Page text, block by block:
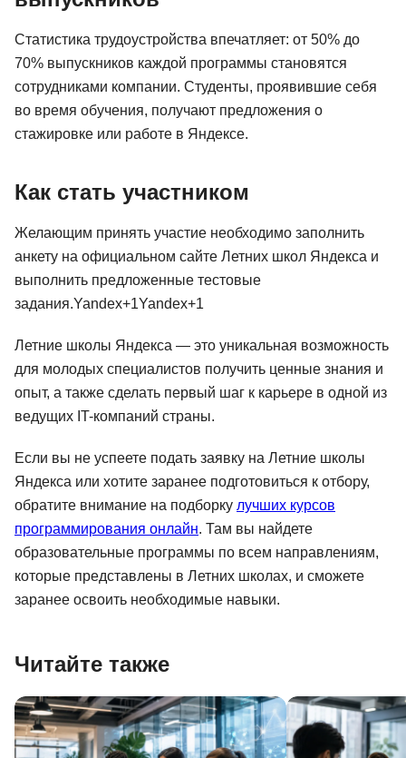
Статистика трудоустройства впечатляет: от 50% до
70% выпускников каждой программы становятся
сотрудниками компании. Студенты, проявившие себя
во время обучения, получают предложения о
стажировке или работе в Яндексе.
Как стать участником
Желающим принять участие необходимо заполнить
анкету на официальном сайте Летних школ Яндекса и
выполнить предложенные тестовые
задания.Yandex+1Yandex+1
Летние школы Яндекса — это уникальная возможность
для молодых специалистов получить ценные знания и
опыт, а также сделать первый шаг к карьере в одной из
ведущих IT-компаний страны.
Если вы не успеете подать заявку на Летние школы
Яндекса или хотите заранее подготовиться к отбору,
обратите внимание на подборку лучших курсов
программирования онлайн. Там вы найдете
образовательные программы по всем направлениям,
которые представлены в Летних школах, и сможете
заранее освоить необходимые навыки.
Читайте также